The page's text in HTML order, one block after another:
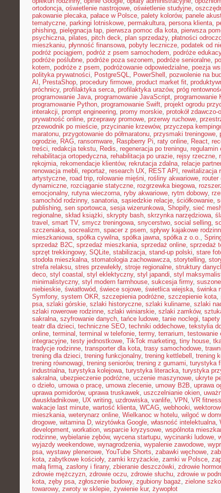
ortodoncja, oświetlenie nastrojowe, oświetlenie studyjne,
pakowanie plecaka, pałace w Polsce, palety kolorów, panele
tematyczne, parkingi lotniskowe, permakultura, persona klienta,
phishing, pielęgnacja łap, pierwsza pomoc dla kota, pierwsza
psychiczna, pilates, pitch deck, plan sprzedaży, płatności
mieszkaniu, płynność finansowa, pobyty lecznicze, podatek od
podróż pociągiem, podróż z psem samochodem, podróże
podróże poślubne, podróże poza sezonem, podróże senioralne,
kotem, podróże z psem, podróżowanie odpowiedzialne, poezja
polityka prywatności, PostgreSQL, PowerShell , pozwolenie na
AI , PrestaShop, procedury firmowe, product market fit,
próchnicy, profilaktyka serca, profilaktyka urazów, próg
programowanie Java, programowanie JavaScript, programowanie
programowanie Python, programowanie Swift, projekt ogrodu
interakcji, prompt engineering, promy morskie, protokół zdawczo-
prywatność online, przeprawy promowe, przerwy ruchowe,
przewodnik po mieście, przycinanie krzewów, przyczepa
maratonu, przygotowanie do półmaratonu, przysmaki treningowe,
ogrodzie, RAG, ransomware, Raspberry Pi, raty online, React,
treści, redakcja tekstu, Redis, regeneracja po treningu, regulamin
rehabilitacja ortopedyczna, rehabilitacja po urazie, rejsy rzeczne,
rękojmia, rekomendacje klientów, rekrutacja zdalna, relacje
renowacja mebli, reportaż, research UX, REST API , rewitalizacja
artystyczne, road trip, rolowanie mięśni, rośliny akwariowe, router
dynamiczne, rozciąganie statyczne, rozgrzewka biegowa,
emocjonalny, rutyna wieczorna, ryby akwariowe, rytm dobowy,
samochód rodzinny, sanatoria, sąsiedzkie relacje, ściółkowanie,
publishing, sen sportowca, sesja wizerunkowa, Shopify, sieć
regionalne, skład książki, skrypty bash, skrzynka narzędziowa,
travel , smart TV, smycz treningowa, snycerstwo, social selling,
szczeniaka, socrealizm, spacer z psem, spływy kajakowe
mieszkaniowa, spółka cywilna, spółka jawna, spółka z o.o.,
sprzedaż B2C, sprzedaż mieszkania, sprzedaż online, sprzedaż
sprzęt trekkingowy, SQLite, stabilizacja, stand-up polski, stare
stodoła mieszkalna, stomatologia zachowawcza, storytelling,
strefa relaksu, stres przewlekły, stroje regionalne, struktury
deco, styl coastal , styl eklektyczny, styl japandi, styl
minimalistyczny, styl modern farmhouse, sukcesja firmy,
niebieskie, światłowód, świece sojowe, świetlica wiejska, świnka
Symfony, system OKR, szczepienia podróżne, szczepienie kota,
psa, szlaki górskie, szlaki historyczne, szlaki kulinarne, szlaki
szlaki rowerowe rodzinne, szlaki winiarskie, szlaki zamków,
sakralna, szyfrowanie danych, tańce ludowe, tanie noclegi,
teatr dla dzieci, techniczne SEO, techniki oddechowe, tekstylia
online, terminal , terminal w telefonie, termy, terrarium, testowanie
integracyjne, testy jednostkowe, TikTok marketing, tiny house,
tradycje rodzinne, transporter dla kota, trasy samochodowe,
trening dla dzieci, trening funkcjonalny, trening kettlebell , trening
trening równowagi, trening seniorów, trening z gumami, turystyka
industrialna, turystyka kolejowa, turystyka literacka, turystyka
sakralna, ubezpieczenie podróżne, uczenie maszynowe, ukryte
o dzieło, umowa o pracę, umowa zlecenie, umowy B2B, uprawa
uprawa pomidorów, uprawa truskawek, uszczelnianie okien,
dwuskładnikowe, UX writing, uzdrowiska, vanlife, VPN, VR fitness
wakacje last minute, wartość klienta, WCAG, webhooki,
mieszkania, weterynarz online, Wielkanoc w hotelu, wilgoć w
drogowe, witamina D, wizytówka Google, własność intelektualna,
development, workation, wsparcie kryzysowe, wspólnota
rodzinne, wybielanie zębów, wycena startupu, wycinanki ludowe,
wyjazdy weekendowe, wynagrodzenia, wypalenie zawodowe,
psa, wystawy plenerowe, YouTube Shorts, zabawki węchowe,
kota, zabytkowe kościoły, zamki krzyżackie, zamki w Polsce,
małą firmą, zasłony i firany, zbieranie deszczówki, zdrowie
zdrowie mężczyzn, zdrowie oczu, zdrowie słuchu, zdrowie w
kota, zęby psa, zgłoszenie budowy, zgubiony bagaż, zielone
towarowy, zwroty w sklepie, żywienie kur, żywopłot